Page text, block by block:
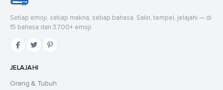
Setiap emoji, setiap makna, setiap bahasa. Salin, tempel, jelajahi — di
15 bahasa dan 3.700+ emoji.
JELAJAHI
Orang & Tubuh